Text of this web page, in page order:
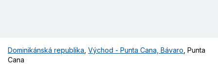
Dominikánská republika Východ - Punta Cana, Bávaro Punta
Cana